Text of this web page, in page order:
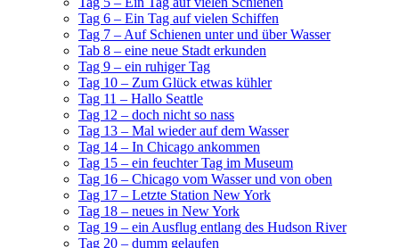
Tag 6 – Ein Tag auf vielen Schiffen
Tag 7 – Auf Schienen unter und über Wasser
Tab 8 – eine neue Stadt erkunden
Tag 9 – ein ruhiger Tag
Tag 10 – Zum Glück etwas kühler
Tag 11 – Hallo Seattle
Tag 12 – doch nicht so nass
Tag 13 – Mal wieder auf dem Wasser
Tag 14 – In Chicago ankommen
Tag 15 – ein feuchter Tag im Museum
Tag 16 – Chicago vom Wasser und von oben
Tag 17 – Letzte Station New York
Tag 18 – neues in New York
Tag 19 – ein Ausflug entlang des Hudson River
Tag 20 – dumm gelaufen